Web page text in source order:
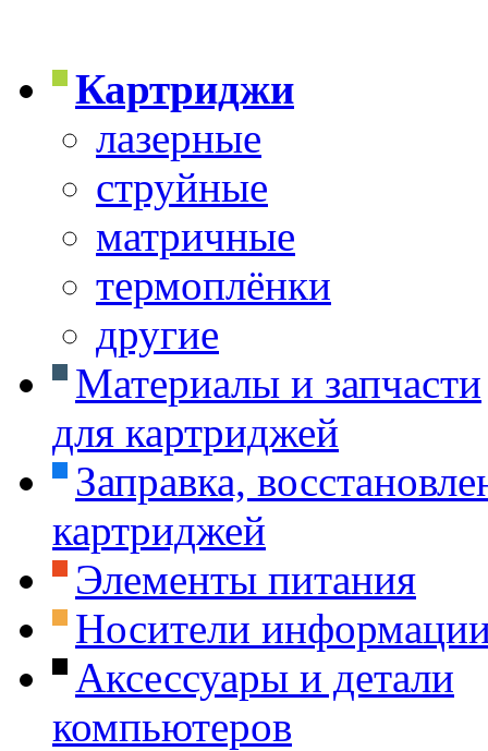
Картриджи
лазерные
струйные
матричные
термоплёнки
другие
Материалы и запчасти
для картриджей
Заправка,
картриджей
Элементы питания
Носители
Аксессуары и детали
компьютеров